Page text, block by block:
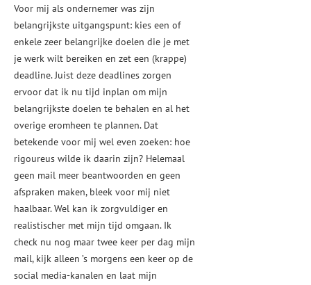
Voor mij als ondernemer was zijn
belangrijkste uitgangspunt: kies een of
enkele zeer belangrijke doelen die je met
je werk wilt bereiken en zet een (krappe)
deadline. Juist deze deadlines zorgen
ervoor dat ik nu tijd inplan om mijn
belangrijkste doelen te behalen en al het
overige eromheen te plannen. Dat
betekende voor mij wel even zoeken: hoe
rigoureus wilde ik daarin zijn? Helemaal
geen mail meer beantwoorden en geen
afspraken maken, bleek voor mij niet
haalbaar. Wel kan ik zorgvuldiger en
realistischer met mijn tijd omgaan. Ik
check nu nog maar twee keer per dag mijn
mail, kijk alleen ’s morgens een keer op de
social media-kanalen en laat mijn